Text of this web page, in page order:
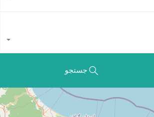
جستجو